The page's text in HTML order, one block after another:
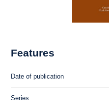
Features
Date of publication
Series